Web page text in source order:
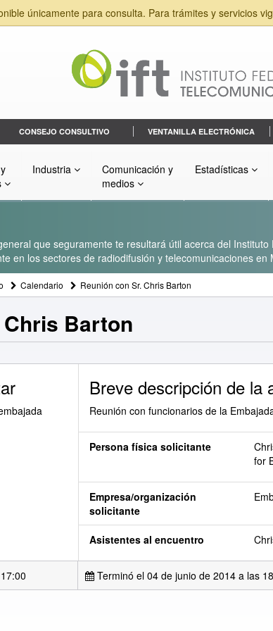
únicamente para consulta. Para trámites y servicios
CONSEJO CONSULTIVO VENTANILLA ELECTRÓNICA
Industria
Comunicación y
medios
Estadísticas
que seguramente te resultará útil acerca del
en los sectores de radiodifusión y telecomunicaciones en
Calendario Reunión con Sr. Chris Barton
Barton
Breve descripción de la
Reunión con funcionarios de la
Persona física solicitante
for
Empresa/organización
solicitante
Asistentes al encuentro
17:00 Terminó el 04 de junio de 2014 a las